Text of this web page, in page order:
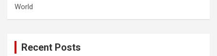
World
Recent Posts